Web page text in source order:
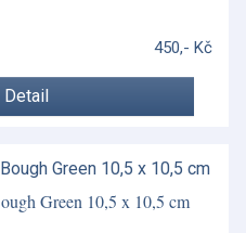
450,- Kč
Detail
Green 10,5 x 10,5 cm